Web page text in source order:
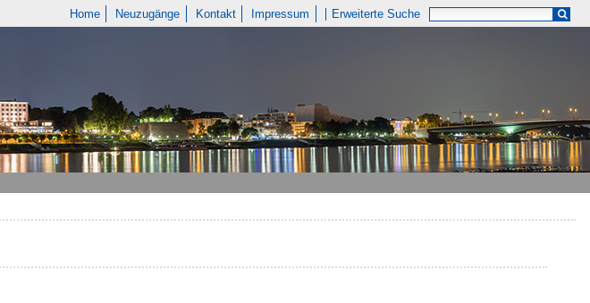
Home Neuzugänge Kontakt Impressum Erweiterte Suche